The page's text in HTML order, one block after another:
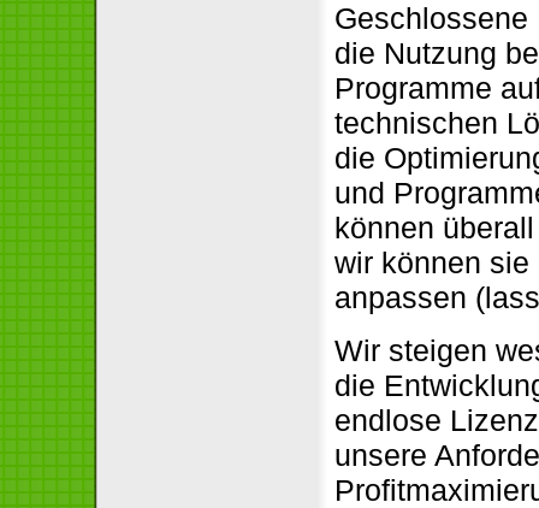
Geschlossene
die Nutzung
Programme
technischen
die
und
können
wir können
anpassen
Wir steigen
die
endlose
unsere